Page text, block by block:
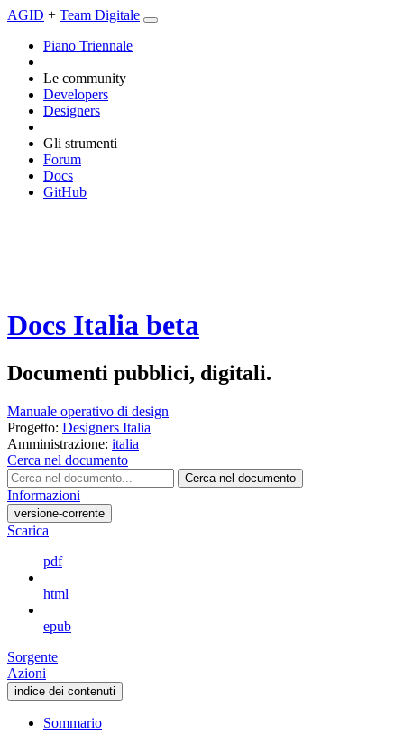
AGID + Team Digitale
Piano Triennale
Le community
Developers
Designers
Gli strumenti
Forum
Docs
GitHub
Docs Italia beta
Documenti pubblici, digitali.
Manuale operativo di design
Progetto: Designers Italia
Amministrazione: italia
Cerca nel documento
Cerca nel documento
Informazioni
versione-corrente
Scarica
pdf
html
epub
Sorgente
Azioni
indice dei contenuti
Sommario